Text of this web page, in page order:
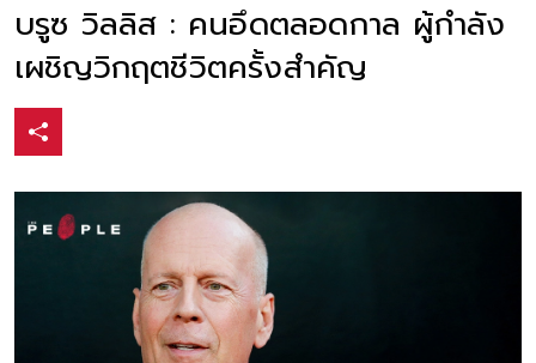
บรูซ วิลลิส : คนอึดตลอดกาล ผู้กำลัง
เผชิญวิกฤตชีวิตครั้งสำคัญ